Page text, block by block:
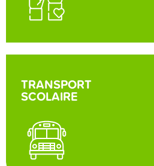
TRANSPORT
SCOLAIRE